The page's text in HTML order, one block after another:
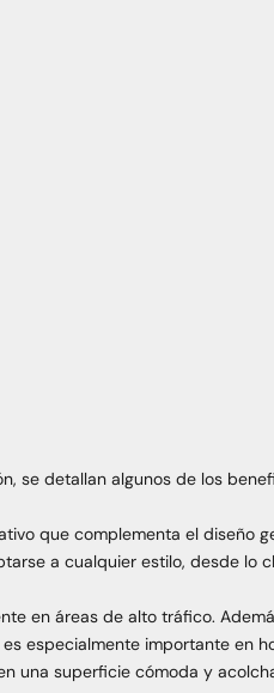
se detallan algunos de los
que complementa el diseño
a cualquier estilo, desde lo
en áreas de alto tráfico.
especialmente importante en
una superficie cómoda y